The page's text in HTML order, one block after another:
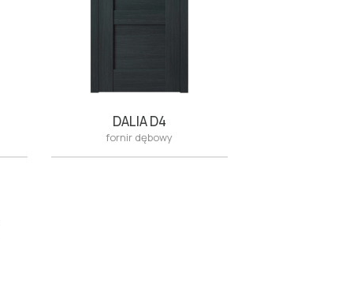
DALIA D4
fornir dębowy